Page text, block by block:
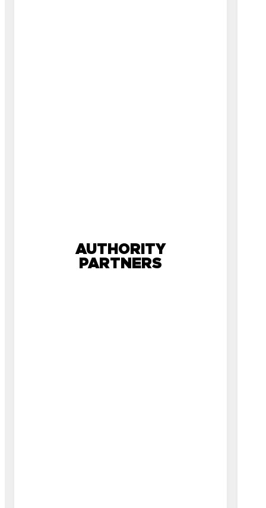
AUTHORITY
PARTNERS